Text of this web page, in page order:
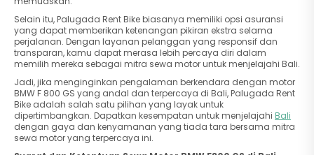
Selain itu, Palugada Rent Bike biasanya memiliki opsi asuransi
yang dapat memberikan ketenangan pikiran ekstra selama
perjalanan. Dengan layanan pelanggan yang responsif dan
transparan, kamu dapat merasa lebih percaya diri dalam
memilih mereka sebagai mitra sewa motor untuk menjelajahi Bali.
Jadi, jika menginginkan pengalaman berkendara dengan motor
BMW F 800 GS yang andal dan terpercaya di Bali, Palugada Rent
Bike adalah salah satu pilihan yang layak untuk
dipertimbangkan. Dapatkan kesempatan untuk menjelajahi Bali
dengan gaya dan kenyamanan yang tiada tara bersama mitra
sewa motor yang terpercaya ini.